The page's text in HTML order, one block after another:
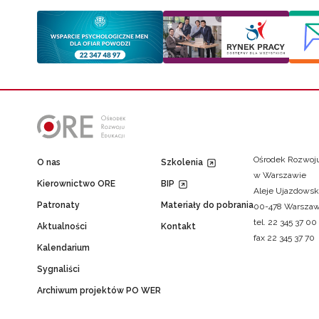
O nas
Kierownictwo ORE
Patronaty
Aktualności
Kalendarium
Sygnaliści
Archiwum projektów PO WER
Szkolenia
BIP
Materiały do pobrania
Kontakt
Ośrodek
w Warszawie
Aleje
00-478
tel. 22 345 37 00
fax 22 345 37 70